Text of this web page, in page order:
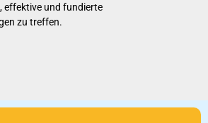
effektive und fundierte
zu treffen.